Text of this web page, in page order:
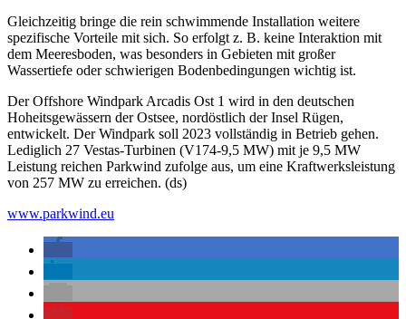
Gleichzeitig bringe die rein schwimmende Installation weitere
spezifische Vorteile mit sich. So erfolgt z. B. keine Interaktion mit
dem Meeresboden, was besonders in Gebieten mit großer
Wassertiefe oder schwierigen Bodenbedingungen wichtig ist.
Der Offshore Windpark Arcadis Ost 1 wird in den deutschen
Hoheitsgewässern der Ostsee, nordöstlich der Insel Rügen,
entwickelt. Der Windpark soll 2023 vollständig in Betrieb gehen.
Lediglich 27 Vestas-Turbinen (V174-9,5 MW) mit je 9,5 MW
Leistung reichen Parkwind zufolge aus, um eine Kraftwerksleistung
von 257 MW zu erreichen. (ds)
www.parkwind.eu